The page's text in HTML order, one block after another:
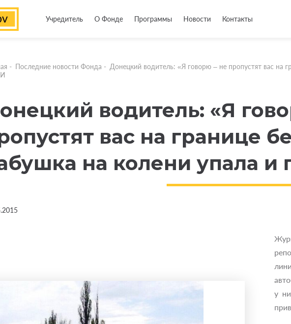
Учредитель О Фонде Программы Новости Контакты
- Последние новости Фонда - Донецкий водитель: «Я говорю – не пропустят вас на
водитель: «Я
вас на границе
на колени упала и
у